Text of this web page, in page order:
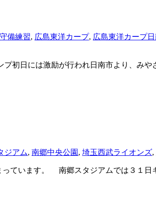
守備練習, 広島東洋カープ, 広島東洋カープ
日には激励が行われ日南市より、みや
ジアム, 南郷中央公園 , 埼玉西武ライオンズ,
ています。 南郷スタジアムでは３１日